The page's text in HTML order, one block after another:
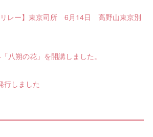
リレー】東京司所 6月14日 高野山東京別
八朔の花」を開講しました。
行しました